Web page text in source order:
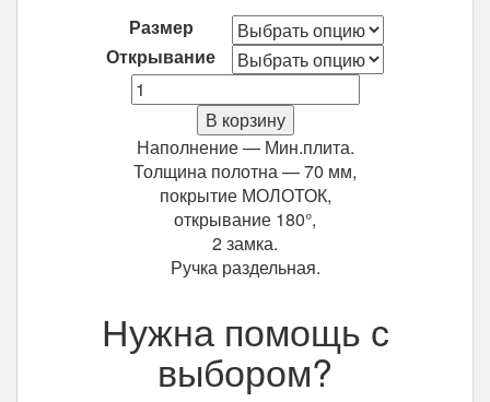
Размер
Открывание
Количество
Входная
СтройГост
7-
В корзину
Наполнение — Мин.плита.
Толщина полотна — 70 мм,
покрытие МОЛОТОК,
открывание 180°,
2 замка.
Ручка раздельная.
Нужна помощь с
выбором?